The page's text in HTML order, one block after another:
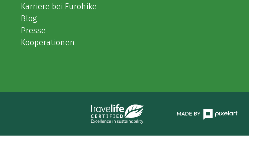
Karriere bei Eurohike
Blog
Presse
Kooperationen